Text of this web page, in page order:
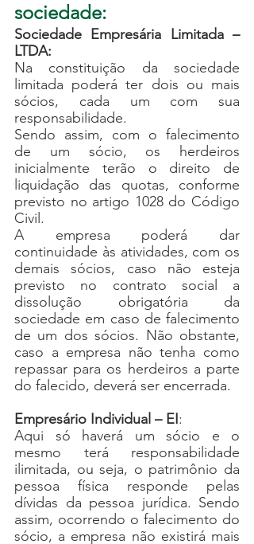
sociedade:
Sociedade Empresária Limitada –
LTDA:
Na constituição da sociedade
limitada poderá ter dois ou mais
sócios, cada um com sua
responsabilidade.
Sendo assim, com o falecimento
de um sócio, os herdeiros
inicialmente terão o direito de
liquidação das quotas, conforme
previsto no artigo 1028 do Código
Civil.
A empresa poderá dar
continuidade às atividades, com os
demais sócios, caso não esteja
previsto no contrato social a
dissolução obrigatória da
sociedade em caso de falecimento
de um dos sócios. Não obstante,
caso a empresa não tenha como
repassar para os herdeiros a parte
do falecido, deverá ser encerrada.
Empresário Individual – EI:
Aqui só haverá um sócio e o
mesmo terá responsabilidade
ilimitada, ou seja, o patrimônio da
pessoa física responde pelas
dívidas da pessoa jurídica. Sendo
assim, ocorrendo o falecimento do
sócio, a empresa não existirá mais